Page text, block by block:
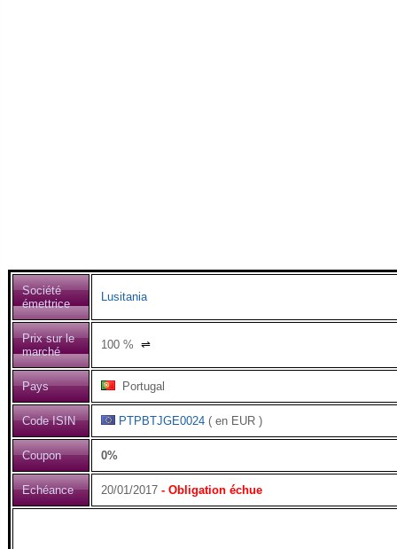
Société
émettrice
Lusitania
Prix sur le
marché
100 % ⇌
Pays Portugal
Code ISIN PTPBTJGE0024 ( en EUR )
Coupon 0%
Echéance 20/01/2017 - Obligation échue